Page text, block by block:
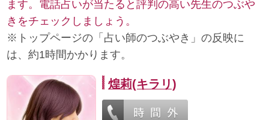
ます。電話占いが当たると評判の高い先生のつぶや
きをチェックしましょう。
※トップページの「占い師のつぶやき」の反映に
は、約1時間かかります。
煌莉(キラリ)